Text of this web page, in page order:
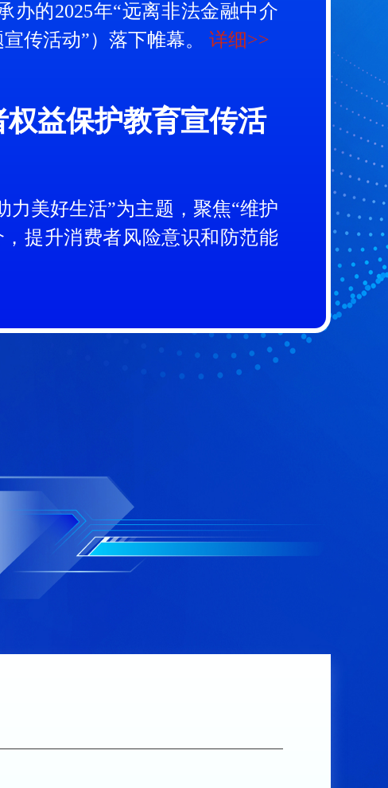
办的2025年“远离非法金融中介
传活动”）落下帷幕。 详细>>
权益保护教育宣传活
力美好生活”为主题，聚焦“维护
提升消费者风险意识和防范能
传”活动
动